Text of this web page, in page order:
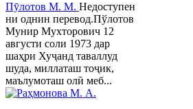
Пӯлотов М. М. Недоступен
ни однин перевод.Пўлотов
Мунир Мухторович 12
августи соли 1973 дар
шаҳри Хуҷанд таваллуд
шуда, миллаташ тоҷик,
маълумоташ олӣ меб...